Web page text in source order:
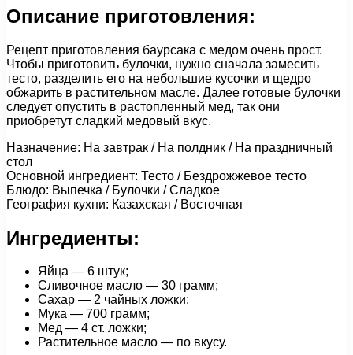
Описание приготовления:
Рецепт приготовления баурсака с медом очень прост.
Чтобы приготовить булочки, нужно сначала замесить
тесто, разделить его на небольшие кусочки и щедро
обжарить в растительном масле. Далее готовые булочки
следует опустить в растопленный мед, так они
приобретут сладкий медовый вкус.
Назначение: На завтрак / На полдник / На праздничный
стол
Основной ингредиент: Тесто / Бездрожжевое тесто
Блюдо: Выпечка / Булочки / Сладкое
География кухни: Казахская / Восточная
Ингредиенты:
Яйца — 6 штук;
Сливочное масло — 30 грамм;
Сахар — 2 чайных ложки;
Мука — 700 грамм;
Мед — 4 ст. ложки;
Растительное масло — по вкусу.